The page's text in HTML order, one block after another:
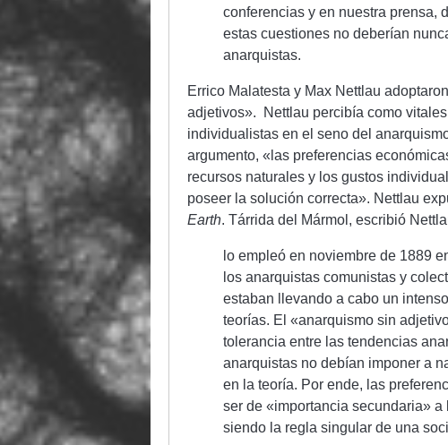
conferencias y en nuestra prensa,
estas cuestiones no deberían
anarquistas.
Errico Malatesta y Max Nettlau
adjetivos». Nettlau percibía como
individualistas en el seno del
argumento, «las preferencias
recursos naturales y los gustos
poseer la solución correcta». Nettlau
Earth. Tárrida del Mármol, escribió
lo empleó en noviembre de 1889
los anarquistas comunistas y
estaban llevando a cabo un
teorías. El «anarquismo sin
tolerancia entre las tendencias
anarquistas no debían imponer a
en la teoría. Por ende, las
ser de «importancia secundaria»
siendo la regla singular de una